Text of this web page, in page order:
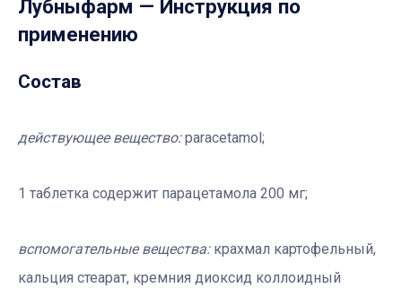
Лубныфарм — Инструкция по
применению
Состав
действующее вещество: paracetamol ;
1 таблетка содержит парацетамола 200 мг;
вспомогательные вещества:крахмал картофельный,
кальция стеарат, кремния диоксид коллоидный